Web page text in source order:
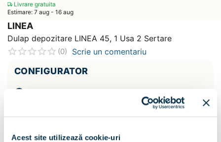
Acest site utilizează cookie-uri
Livrare gratuita
Estimare: 7 aug - 16 aug
LINEA
Dulap depozitare LINEA 45, 1 Usa 2 Sertare
(0) Scrie un comentariu
CONFIGURATOR